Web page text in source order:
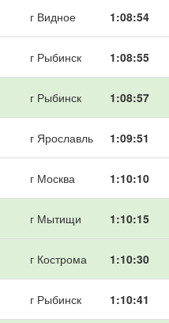
г Видное 1:08:54
г Рыбинск 1:08:55
г Рыбинск 1:08:57
г Ярославль 1:09:51
г Москва 1:10:10
г Мытищи 1:10:15
г Кострома 1:10:30
г Рыбинск 1:10:41